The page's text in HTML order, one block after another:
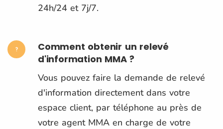
24h/24 et 7j/7.
Comment obtenir un relevé
d'information MMA ?
Vous pouvez faire la demande de relevé
d'information directement dans votre
espace client, par téléphone au près de
votre agent MMA en charge de votre